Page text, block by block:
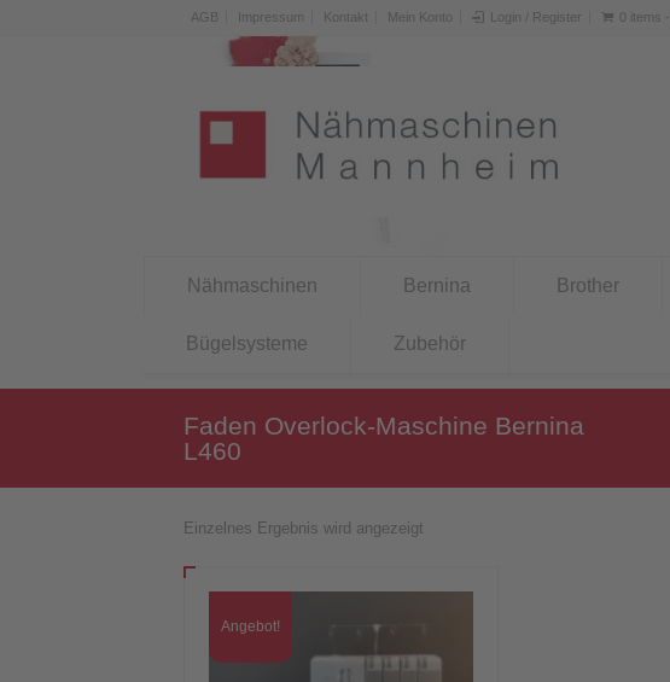
AGB Impressum Kontakt Mein Konto Login / Register 0 items -
Nähmaschinen Bernina Brother
Bügelsysteme Zubehör
Faden Overlock-Maschine Bernina
L460
Einzelnes Ergebnis wird angezeigt
Angebot!